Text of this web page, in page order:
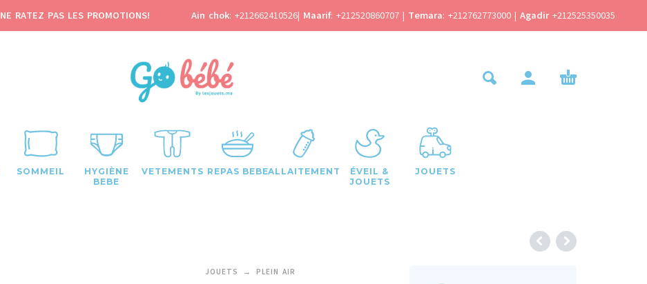
NE RATEZ PAS LES PROMOTIONS! Ain chok: +212662410526| Maarif: +212520860707 | Temara: +212762773000 | Agadir +212525350035
SOMMEIL
HYGIÈNE
BEBE
VETEMENTS REPAS BEBEALLAITEMENT
ÉVEIL &
JOUETS
JOUETS
JOUETS PLEIN AIR